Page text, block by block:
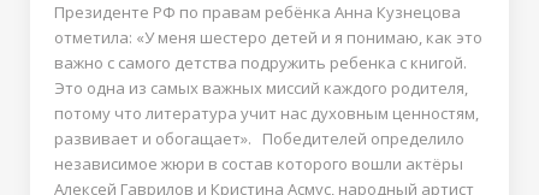
Президенте РФ по правам ребёнка Анна Кузнецова
отметила: «У меня шестеро детей и я понимаю, как это
важно с самого детства подружить ребенка с книгой.
Это одна из самых важных миссий каждого родителя,
потому что литература учит нас духовным ценностям,
развивает и обогащает». Победителей определило
независимое жюри в состав которого вошли актёры
Алексей Гаврилов и Кристина Асмус, народный артист